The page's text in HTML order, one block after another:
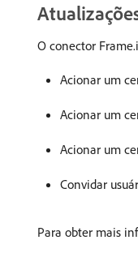
O conector
Acionar um
Acionar um
Acionar um
Convidar
Para obter mais